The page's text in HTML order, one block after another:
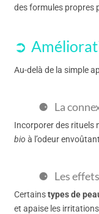
des formules propres
Au-delà de la simple
La
Incorporer des rituels
bio à l’odeur
Les
Certainstypes de
et apaise les